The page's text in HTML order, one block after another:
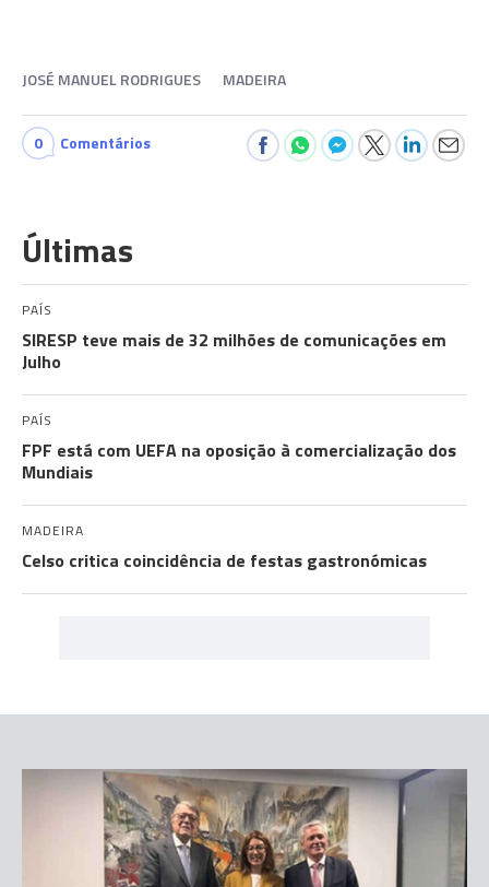
JOSÉ MANUEL RODRIGUES MADEIRA
0 Comentários
Últimas
PAÍS
SIRESP teve mais de 32 milhões de comunicações em
Julho
PAÍS
FPF está com UEFA na oposição à comercialização dos
Mundiais
MADEIRA
Celso critica coincidência de festas gastronómicas